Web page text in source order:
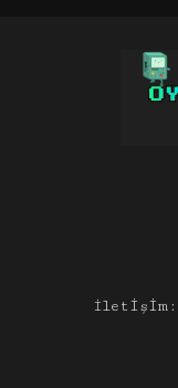
İletişim: